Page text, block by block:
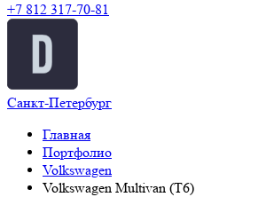
+7 812 317-70-81
Санкт-Петербург
Главная
Портфолио
Volkswagen
Volkswagen Multivan (T6)